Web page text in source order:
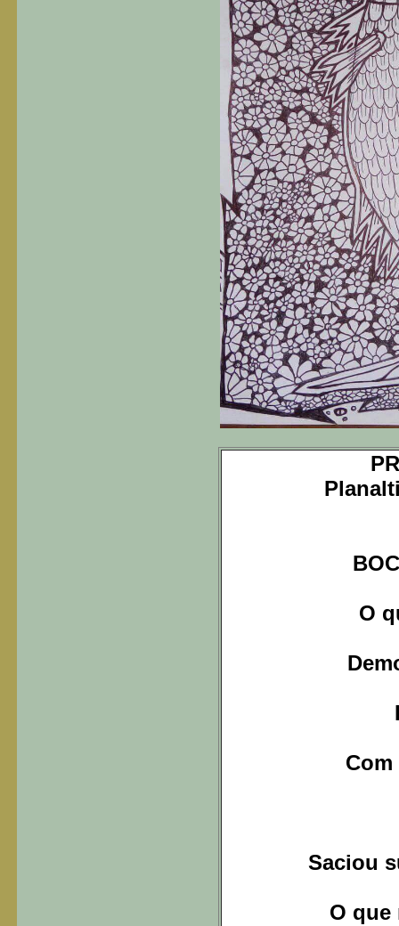
O
Saciou
O que